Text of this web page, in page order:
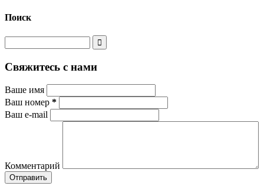
Поиск
Свяжитесь с нами
Ваше имя
Ваш номер *
Ваш e-mail
Комментарий